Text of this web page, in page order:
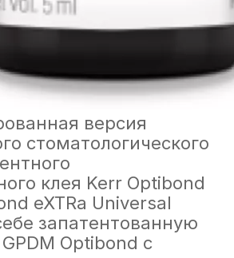
версия
стоматологического
клея Kerr Optibond
eXTRa Universal
запатентованную
Optibond с